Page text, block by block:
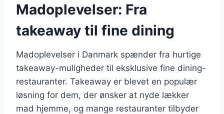
Madoplevelser: Fra
takeaway til fine dining
Madoplevelser i Danmark spænder fra hurtige
takeaway-muligheder til eksklusive fine dining-
restauranter. Takeaway er blevet en populær
løsning for dem, der ønsker at nyde lækker
mad hjemme, og mange restauranter tilbyder